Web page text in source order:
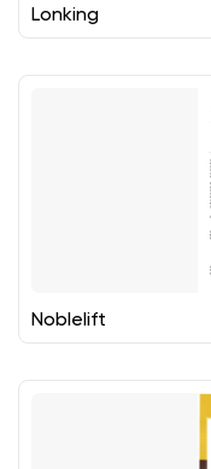
Lonking
Noblelift